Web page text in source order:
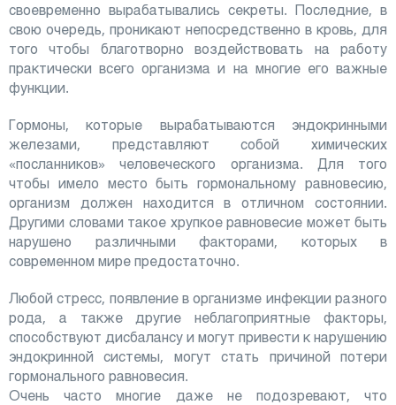
своевременно вырабатывались секреты. Последние, в
свою очередь, проникают непосредственно в кровь, для
того чтобы благотворно воздействовать на работу
практически всего организма и на многие его важные
функции.
Гормоны, которые вырабатываются эндокринными
железами, представляют собой химических
«посланников» человеческого организма. Для того
чтобы имело место быть гормональному равновесию,
организм должен находится в отличном состоянии.
Другими словами такое хрупкое равновесие может быть
нарушено различными факторами, которых в
современном мире предостаточно.
Любой стресс, появление в организме инфекции разного
рода, а также другие неблагоприятные факторы,
способствуют дисбалансу и могут привести к нарушению
эндокринной системы, могут стать причиной потери
гормонального равновесия.
Очень часто многие даже не подозревают, что